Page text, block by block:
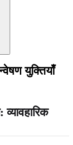
युक्तियाँ